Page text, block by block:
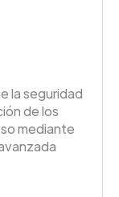
la seguridad
de los
mediante